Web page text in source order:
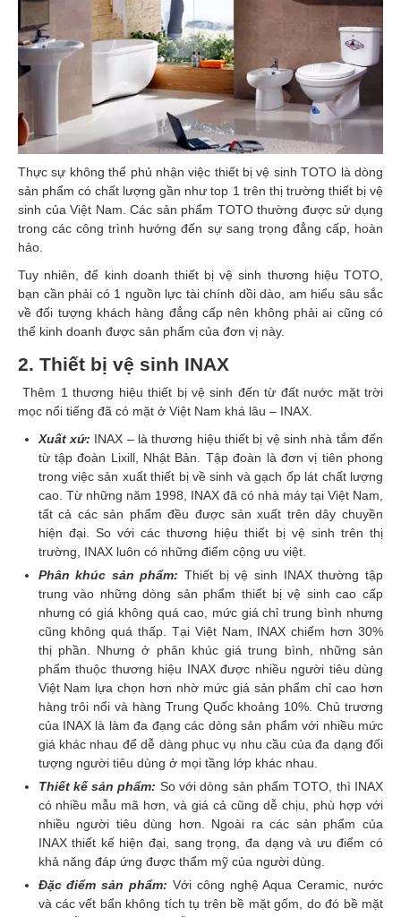
Thực sự không thể phủ nhận việc thiết bị vệ sinh TOTO là dòng
sản phẩm có chất lượng gần như top 1 trên thị trường thiết bị vệ
sinh của Việt Nam. Các sản phẩm TOTO thường được sử dụng
trong các công trình hướng đến sự sang trọng đẳng cấp, hoàn
hảo.
Tuy nhiên, để kinh doanh thiết bị vệ sinh thương hiệu TOTO,
bạn cần phải có 1 nguồn lực tài chính dồi dào, am hiểu sâu sắc
về đối tượng khách hàng đẳng cấp nên không phải ai cũng có
thể kinh doanh được sản phẩm của đơn vị này.
2. Thiết bị vệ sinh INAX
Thêm 1 thương hiệu thiết bị vệ sinh đến từ đất nước mặt trời
mọc nổi tiếng đã có mặt ở Việt Nam khá lâu – INAX.
Xuất xứ: INAX – là thương hiệu thiết bị vệ sinh nhà tắm đến
từ tập đoàn Lixill, Nhật Bản. Tập đoàn là đơn vị tiên phong
trong việc sản xuất thiết bị về sinh và gạch ốp lát chất lượng
cao. Từ những năm 1998, INAX đã có nhà máy tại Việt Nam,
tất cả các sản phẩm đều được sản xuất trên dây chuyền
hiện đại. So với các thương hiệu thiết bị vệ sinh trên thị
trường, INAX luôn có những điểm cộng ưu việt.
Phân khúc sản phẩm:Thiết bị vệ sinh INAX thường tập
trung vào những dòng sản phẩm thiết bị vệ sinh cao cấp
nhưng có giá không quá cao, mức giá chỉ trung bình nhưng
cũng không quá thấp. Tại Việt Nam, INAX chiếm hơn 30%
thị phần. Nhưng ở phân khúc giá trung bình, những sản
phẩm thuộc thương hiệu INAX được nhiều người tiêu dùng
Việt Nam lựa chọn hơn nhờ mức giá sản phẩm chỉ cao hơn
hàng trôi nổi và hàng Trung Quốc khoảng 10%. Chủ trương
của INAX là làm đa đạng các dòng sản phẩm với nhiều mức
giá khác nhau để dễ dàng phục vụ nhu cầu của đa dạng đối
tượng người tiêu dùng ở mọi tầng lớp khác nhau.
Thiết kế sản phẩm: So với dòng sản phẩm TOTO, thì INAX
có nhiều mẫu mã hơn, và giá cả cũng dễ chịu, phù hợp với
nhiều người tiêu dùng hơn. Ngoài ra các sản phẩm của
INAX thiết kế hiện đại, sang trọng, đa dạng và ưu điểm có
khả năng đáp ứng được thẩm mỹ của người dùng.
Đặc điểm sản phẩm: Với công nghệ Aqua Ceramic, nước
và các vết bẩn không tích tụ trên bề mặt gốm, do đó bề mặt